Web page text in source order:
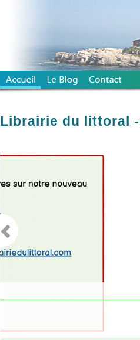
Librairie du littoral
emplacement vide pour